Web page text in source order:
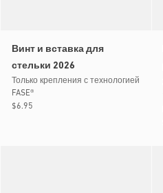
Винт и вставка для
стельки 2026
Только крепления с технологией
FASE®
Обычная
$6.95